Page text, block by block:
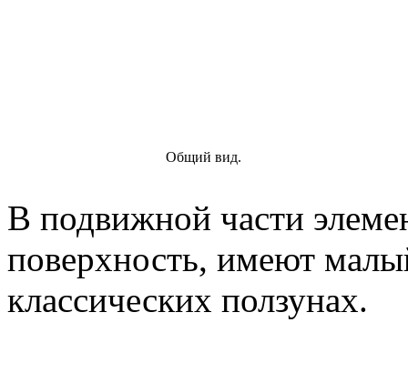
Общий вид.
В подвижной части
поверхность, имеют
классических ползунах.